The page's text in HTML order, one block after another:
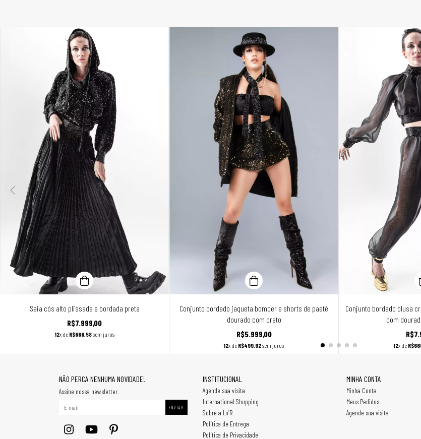
Saia cós alto plissada e bordada preta
R$7.999,00
12x de R$666,58sem juros
Conjunto bordado jaqueta bomber e shorts de paetê
dourado com preto
R$5.999,00
12x de R$499,92sem juros
Conjunto bordado blusa
com
12x de
NÃO PERCA NENHUMA NOVIDADE!
Assine nossa newsletter.
INSTITUCIONAL
Agende sua visita
International Shopping
Sobre a Ln’R
Política de Entrega
Política de Privacidade
MINHA CONTA
Minha Conta
Meus Pedidos
Agende sua visita